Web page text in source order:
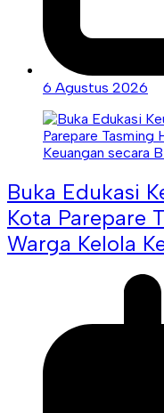
6 Agustus 2026
Buka Edukasi
Kota Parepare
Warga Kelola